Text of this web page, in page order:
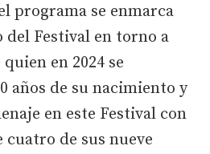
programa se enmarca
Festival en torno a
en 2024 se
años de su nacimiento y
en este Festival con
de sus nueve